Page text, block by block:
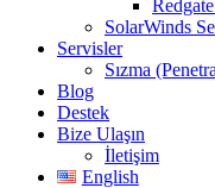
SolarWinds
Servisler
Sızma
Blog
Destek
Bize Ulaşın
İletişim
English